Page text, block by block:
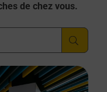
de chez vous.